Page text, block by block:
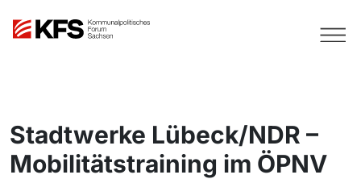
Stadtwerke Lübeck/NDR –
Mobilitätstraining im ÖPNV